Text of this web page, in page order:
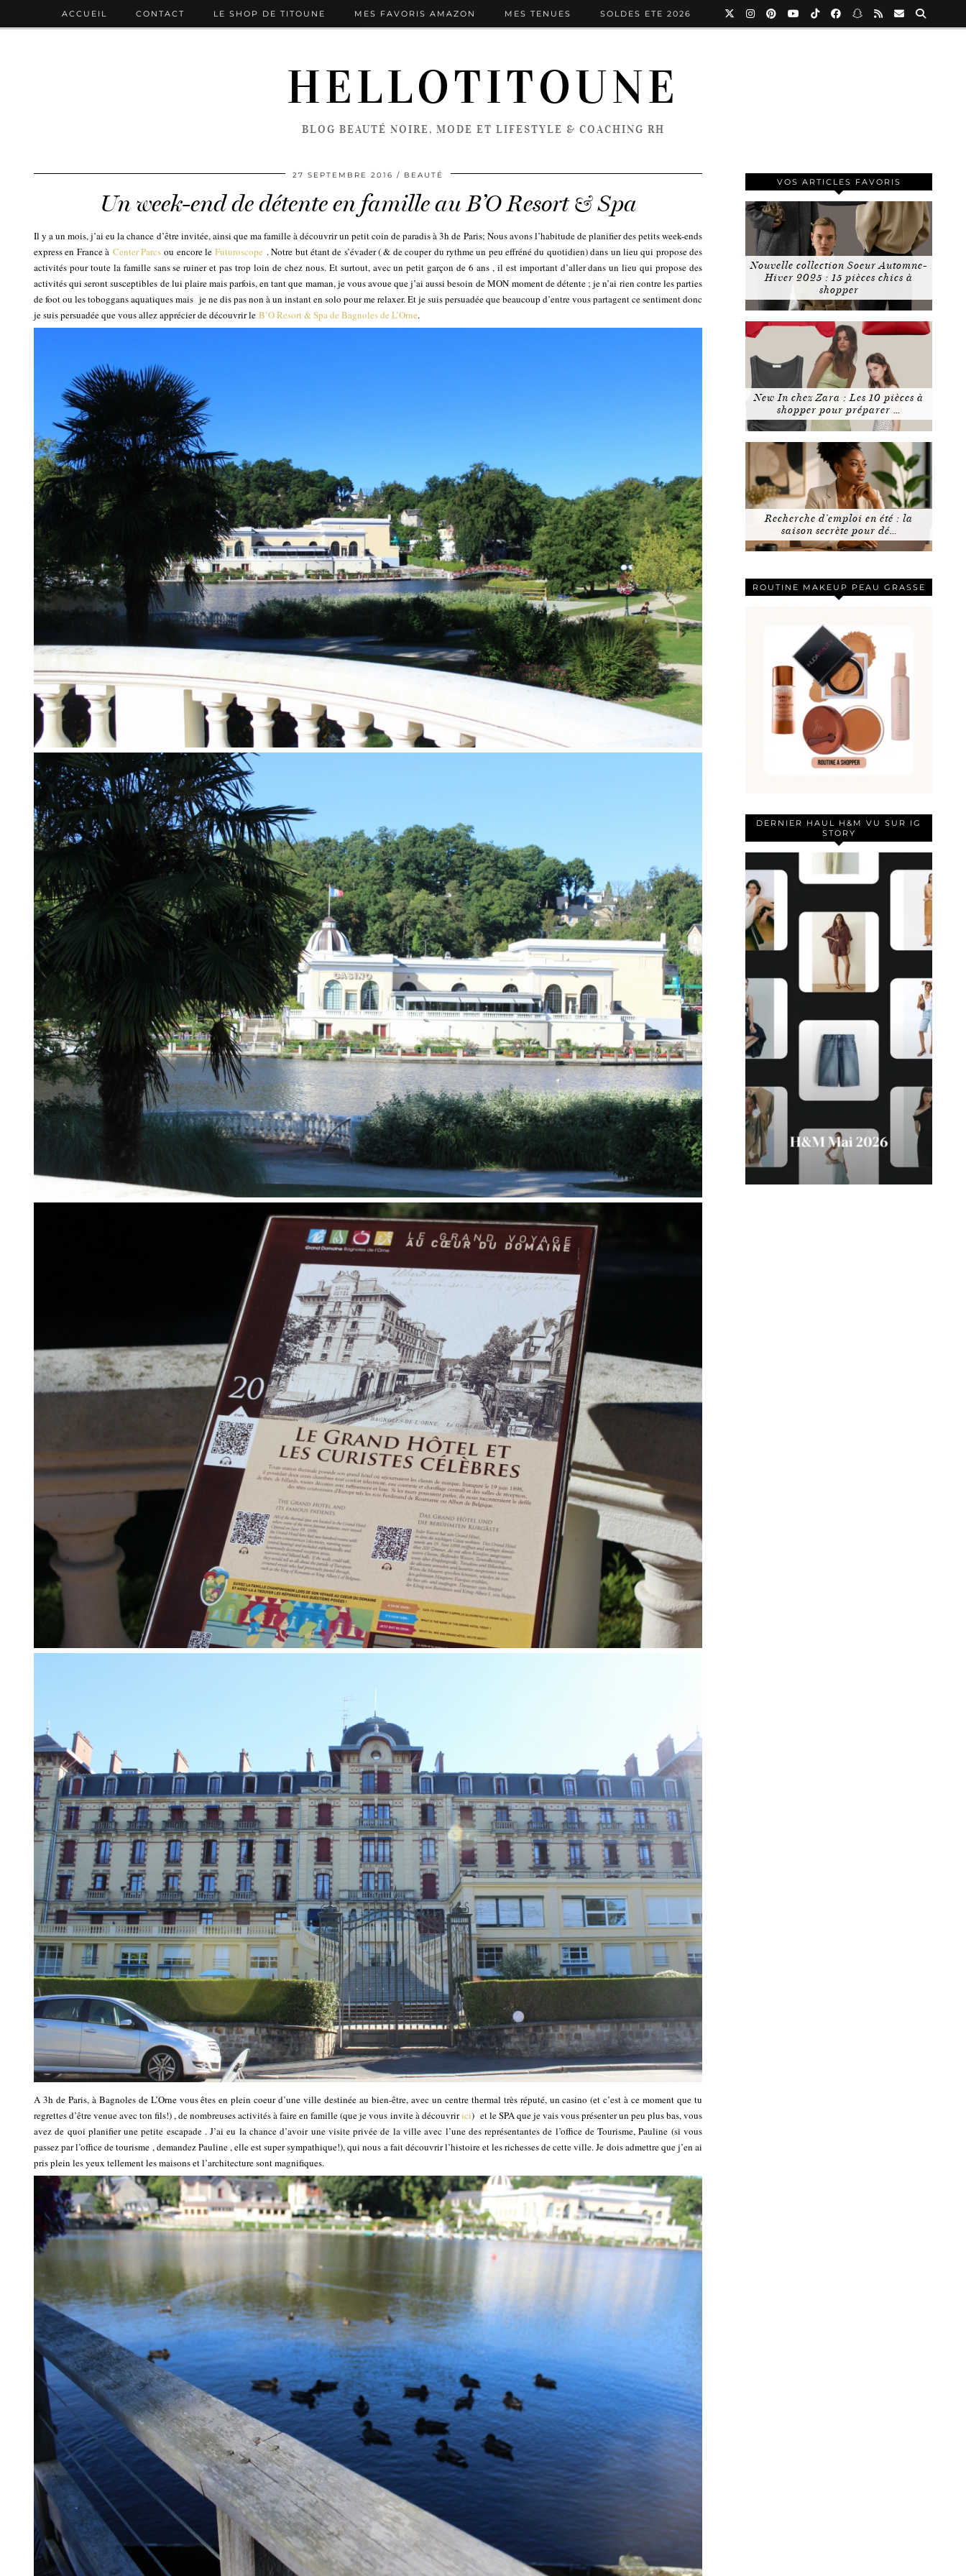
HELLOTITOUNE
BLOG BEAUTÉ NOIRE, MODE ET LIFESTYLE & COACHING RH
ACCUEIL CONTACT LE SHOP DE TITOUNE MES FAVORIS AMAZON MES TENUES SOLDES ETE 2026
27 SEPTEMBRE 2016 BEAUTÉ
Un week-end de détente en famille au B’O Resort & Spa
Il y a un mois, j’ai eu la chance d’être invitée, ainsi que ma famille à découvrir un petit coin de paradis à 3h de Paris; Nous avons l’habitude de planifier des petits week-ends
express en France à Center Parcsou encore leFuturoscope . Notre but étant de s’évader ( & de couper du rythme un peu effréné du quotidien) dans un lieu qui propose des
activités pour toute la famille sans se ruiner et pas trop loin de chez nous. Et surtout, avec un petit garçon de 6 ans , il est important d’aller dans un lieu qui propose des
activités qui seront susceptibles de lui plaire mais parfois, en tant que maman, je vous avoue que j’ai aussi besoin de MON moment de détente ; je n’ai rien contre les parties
de foot ou les toboggans aquatiques mais je ne dis pas non à un instant en solo pour me relaxer. Et je suis persuadée que beaucoup d’entre vous partagent ce sentiment donc
je suis persuadée que vous allez apprécier de découvrir le B’O Resort & Spa de Bagnoles de L’Orne.
A 3h de Paris, à Bagnoles de L’Orne vous êtes en plein coeur d’une ville destinée au bien-être, avec un centre thermal très réputé, un casino (et c’est à ce moment que tu
regrettes d’être venue avec ton fils!) , de nombreuses activités à faire en famille (que je vous invite à découvririci) et le SPA que je vais vous présenter un peu plus bas, vous
avez de quoi planifier une petite escapade . J’ai eu la chance d’avoir une visite privée de la ville avec l’une des représentantes de l’office de Tourisme, Pauline (si vous
passez par l’office de tourisme , demandez Pauline , elle est super sympathique!), qui nous a fait découvrir l’histoire et les richesses de cette ville. Je dois admettre que j’en ai
pris plein les yeux tellement les maisons et l’architecture sont magnifiques.
VOS ARTICLES FAVORIS
Nouvelle collection Soeur Automne-
Hiver 2025 : 15 pièces chics à
shopper
New In chez Zara : Les 10 pièces à
shopper pour préparer …
Recherche d’emploi en été : la
saison secrète pour dé…
ROUTINE MAKEUP PEAU GRASSE
DERNIER HAUL H&M VU SUR IG
STORY